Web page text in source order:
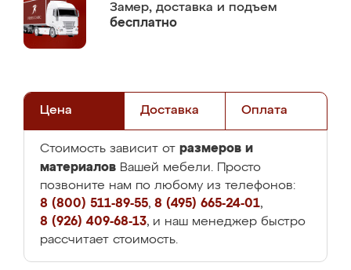
Замер, доставка и подъем
бесплатно
Цена Доставка Оплата
Стоимость зависит от размеров и
материалов Вашей мебели. Просто
позвоните нам по любому из телефонов:
8 (800) 511-89-55, 8 (495) 665-24-01,
8 (926) 409-68-13, и наш менеджер быстро
рассчитает стоимость.